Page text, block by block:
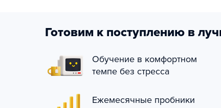
Готовим к поступлению в
Обучение в комфортном
темпе без стресса
Ежемесячные пробники